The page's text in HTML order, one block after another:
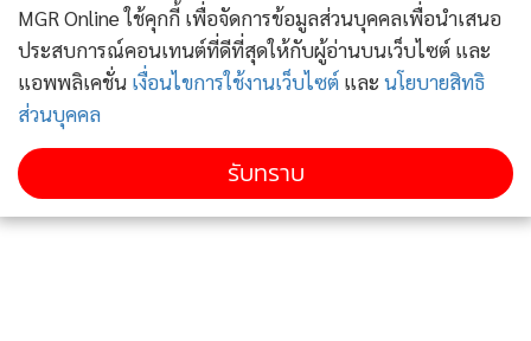
MGR Online ใช้คุกกี้ เพื่อจัดการข้อมูลส่วนบุคคลเพื่อนำเสนอ
ประสบการณ์คอนเทนต์ที่ดีที่สุดให้กับผู้อ่านบนเว็บไซต์ และ
แอพพลิเคชั่น เงื่อนไขการใช้งานเว็บไซต์ และ นโยบายสิทธิ
ส่วนบุคคล
รับทราบ